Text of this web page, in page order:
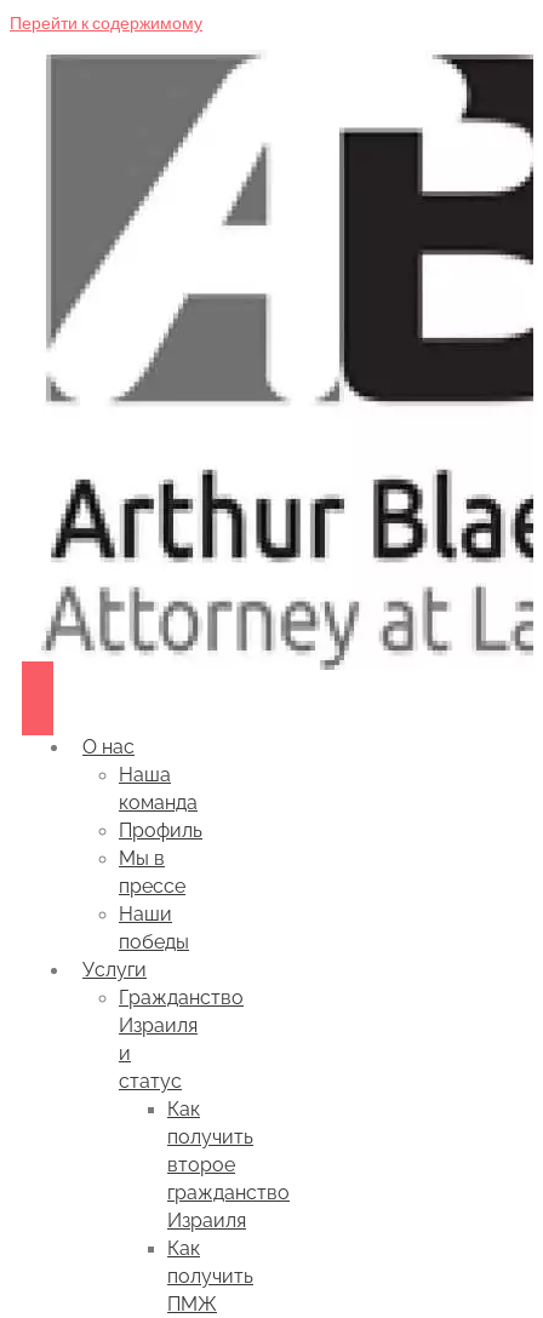
Перейти к содержимому
О нас
Наша
команда
Профиль
Мы в
прессе
Наши
победы
Услуги
Гражданство
Израиля
и
статус
Как
получить
второе
гражданство
Израиля
Как
получить
ПМЖ